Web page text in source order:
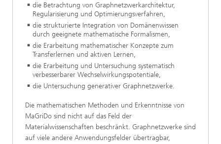
die Betrachtung von Graphnetzwerkarchitektur,
Regularisierung und Optimierungsverfahren,
die strukturierte Integration von Domänenwissen
durch geeignete mathematische Formalismen,
die Erarbeitung mathematischer Konzepte zum
Transferlernen und aktiven Lernen,
die Erarbeitung und Untersuchung systematisch
verbesserbarer Wechselwirkungspotentiale,
die Untersuchung generativer Graphnetzwerke.
Die mathematischen Methoden und Erkenntnisse von
MaGriDo sind nicht auf das Feld der
Materialwissenschaften beschränkt. Graphnetzwerke sind
auf viele andere Anwendungsfelder übertragbar,